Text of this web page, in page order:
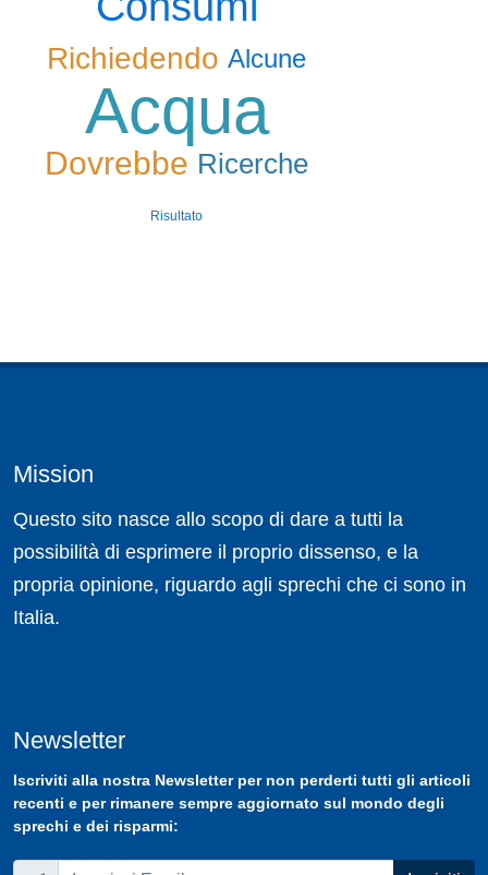
Richiedendo Alcune
Acqua
Dovrebbe Ricerche
Risultato
Mission
Questo sito nasce allo scopo di dare a tutti la
possibilità di esprimere il proprio dissenso, e la
propria opinione, riguardo agli sprechi che ci sono in
Italia.
Newsletter
Iscriviti alla nostra Newsletterper non perderti tutti gli articoli
recenti e per rimanere sempre aggiornato sul mondo degli
sprechi e dei risparmi: